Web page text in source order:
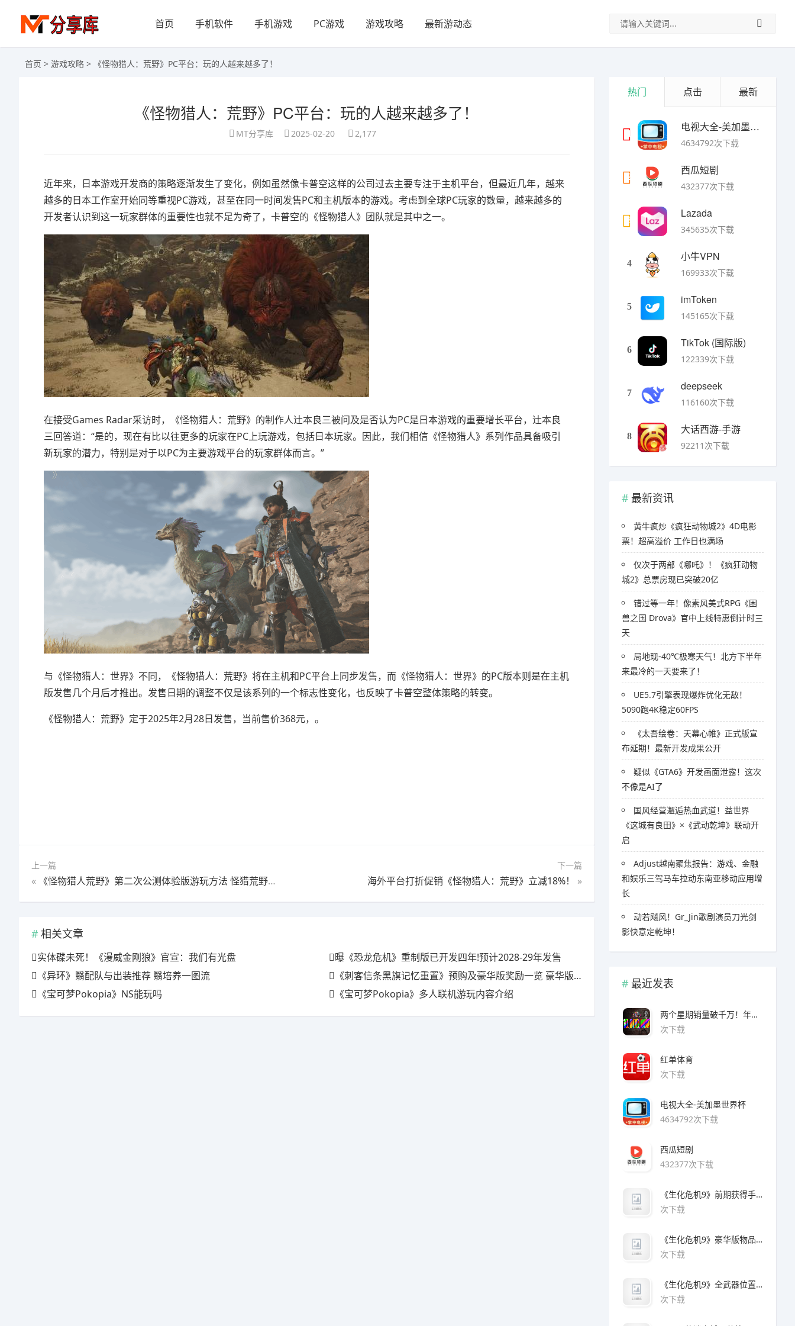
首页 手机软件 手机游戏 PC游戏 游戏攻略 最新游动态
首页 > 游戏攻略 > 《怪物猎人：荒野》PC平台：玩的人越来越多了！
《怪物猎人：荒野》PC平台：玩的人越来越多了！
MT分享库 2025-02-20 2,177
近年来，日本游戏开发商的策略逐渐发生了变化，例如虽然像卡普空这样的公司过去主要专注于主机平台，但最近几年，越来
越多的日本工作室开始同等重视PC游戏，甚至在同一时间发售PC和主机版本的游戏。考虑到全球PC玩家的数量，越来越多的
开发者认识到这一玩家群体的重要性也就不足为奇了，卡普空的《怪物猎人》团队就是其中之一。
在接受Games Radar采访时，《怪物猎人：荒野》的制作人辻本良三被问及是否认为PC是日本游戏的重要增长平台，辻本良
三回答道：“是的，现在有比以往更多的玩家在PC上玩游戏，包括日本玩家。因此，我们相信《怪物猎人》系列作品具备吸引
新玩家的潜力，特别是对于以PC为主要游戏平台的玩家群体而言。”
与《怪物猎人：世界》不同，《怪物猎人：荒野》将在主机和PC平台上同步发售，而《怪物猎人：世界》的PC版本则是在主机
版发售几个月后才推出。发售日期的调整不仅是该系列的一个标志性变化，也反映了卡普空整体策略的转变。
《怪物猎人：荒野》定于2025年2月28日发售，当前售价368元，。
上一篇
« 《怪物猎人荒野》第二次公测体验版游玩方法 怪猎荒野二测怎么参加
下一篇
海外平台打折促销《怪物猎人：荒野》立减18%！ »
相关文章
实体碟未死！《漫威金刚狼》官宣：我们有光盘
曝《恐龙危机》重制版已开发四年!预计2028-29年发售
《异环》翳配队与出装推荐 翳培养一图流
《刺客信条黑旗记忆重置》预购及豪华版奖励一览 豪华版有什么
《宝可梦Pokopia》NS能玩吗
《宝可梦Pokopia》多人联机游玩内容介绍
热门 点击 最新
1
电视大全-美加墨世界杯
4634792次下载
2
西瓜短剧
432377次下载
3
Lazada
345635次下载
4
小牛VPN
169933次下载
5
imToken
145165次下载
6
TikTok (国际版)
122339次下载
7
deepseek
116160次下载
8
大话西游-手游
92211次下载
最新资讯
黄牛疯炒《疯狂动物城2》4D电影
票！超高溢价 工作日也满场
仅次于两部《哪吒》！《疯狂动物
城2》总票房现已突破20亿
错过等一年！像素风美式RPG《困
兽之国 Drova》官中上线特惠倒计时三
天
局地现-40℃极寒天气！北方下半年
来最冷的一天要来了！
UE5.7引擎表现爆炸优化无敌！
5090跑4K稳定60FPS
《太吾绘卷：天幕心帷》正式版宣
布延期！最新开发成果公开
疑似《GTA6》开发画面泄露！这次
不像是AI了
国风经营邂逅热血武道！益世界
《这城有良田》×《武动乾坤》联动开
启
Adjust越南聚焦报告：游戏、金融
和娱乐三驾马车拉动东南亚移动应用增
长
​​动若飚风！Gr_Jin歌剧演员刀光剑
影快意定乾坤！
最近发表
两个星期销量破千万！年度爆款诞生了 3A看了都眼红
次下载
红单体育
次下载
电视大全-美加墨世界杯
4634792次下载
西瓜短剧
432377次下载
《生化危机9》前期获得手枪方法
次下载
《生化危机9》豪华版物品领取方法
次下载
《生化危机9》全武器位置及解锁方法
次下载